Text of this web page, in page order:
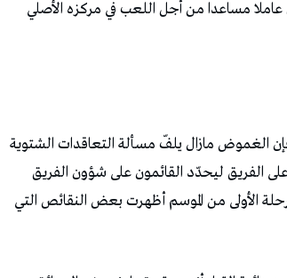
عاملا مساعدا من أجل اللعب في مركزه الأصلي
فإن الغموض مازال يلفّ مسألة التعاقدات الشتوية
على الفريق ليحدّد القائمون على شؤون الفريق
الأولى من الموسم أظهرت بعض النقائص التي